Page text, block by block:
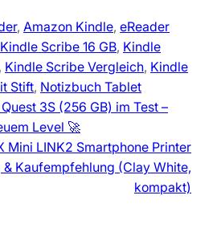
, Amazon Kindle, eReader
Kindle Scribe 16 GB, Kindle
, Kindle Scribe Vergleich, Kindle
Stift, Notizbuch Tablet
3S (256 GB) im Test –
Level 🚀
Mini LINK2 Smartphone Printer
& Kaufempfehlung (Clay White,
kompakt)